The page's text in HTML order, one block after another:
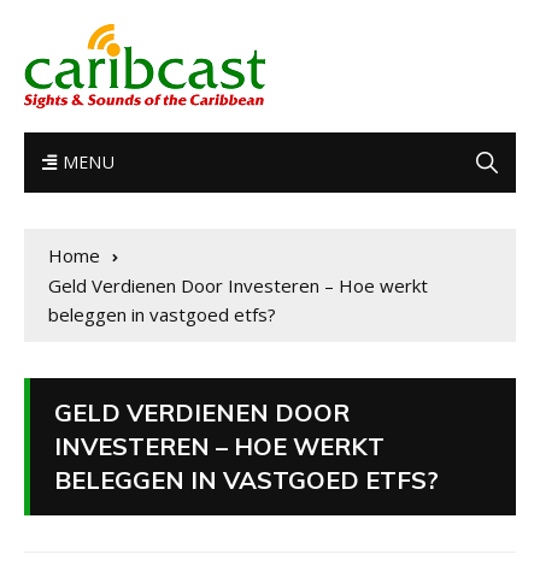
MENU
Home
Geld Verdienen Door Investeren – Hoe werkt
beleggen in vastgoed etfs?
GELD VERDIENEN DOOR
INVESTEREN – HOE WERKT
BELEGGEN IN VASTGOED ETFS?